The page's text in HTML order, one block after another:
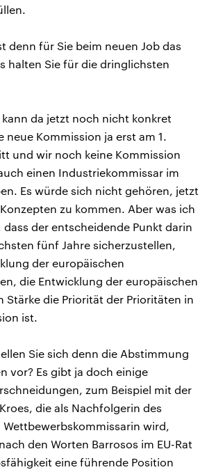
denn für Sie beim neuen Job das
halten Sie für die dringlichsten
kann da jetzt noch nicht konkret
neue Kommission ja erst am 1.
und wir noch keine Kommission
einen Industriekommissar im
Es würde sich nicht gehören, jetzt
zu kommen. Aber was ich
dass der entscheidende Punkt darin
fünf Jahre sicherzustellen,
der europäischen
die Entwicklung der europäischen
die Priorität der Prioritäten in
ist.
Sie sich denn die Abstimmung
vor? Es gibt ja doch einige
zum Beispiel mit der
die als Nachfolgerin des
wird,
den Worten Barrosos im EU-Rat
eine führende Position